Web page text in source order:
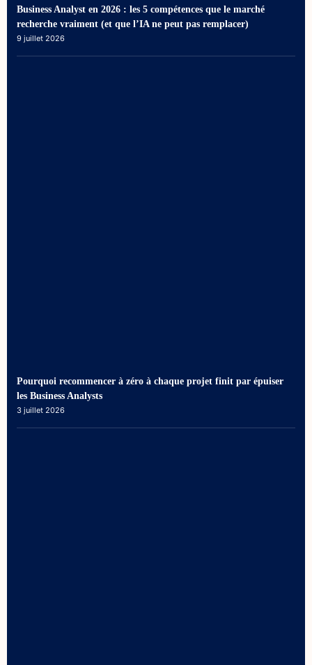
Business Analyst en 2026 : les 5 compétences que le marché
recherche vraiment (et que l’IA ne peut pas remplacer)
9 juillet 2026
Pourquoi recommencer à zéro à chaque projet finit par épuiser
les Business Analysts
3 juillet 2026